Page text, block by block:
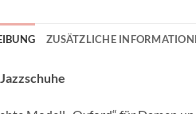
ZUSÄTZLICHE